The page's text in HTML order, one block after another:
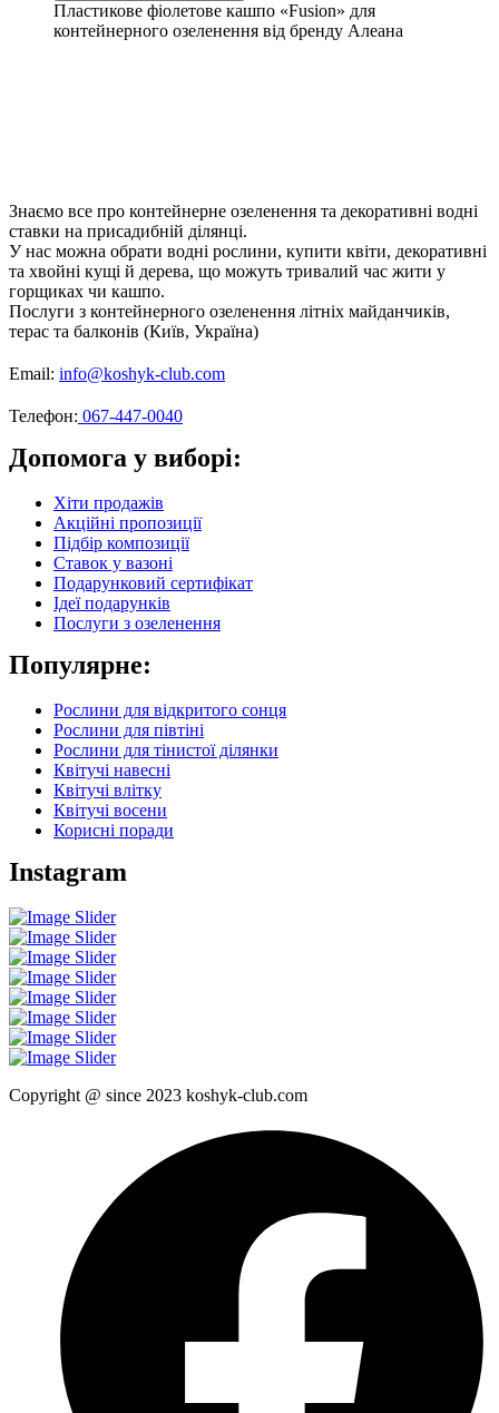
Пластикове фіолетове кашпо «Fusion» для
контейнерного озеленення від бренду Алеана
Знаємо все про контейнерне озеленення та декоративні водні
ставки на присадибній ділянці.
У нас можна обрати водні рослини, купити квіти, декоративні
та хвойні кущі й дерева, що можуть тривалий час жити у
горщиках чи кашпо.
Послуги з контейнерного озеленення літніх майданчиків,
терас та балконів (Київ, Україна)
Email: info@koshyk-club.com
Телефон: 067-447-0040
Допомога у виборі:
Хіти продажів
Акційні пропозиції
Підбір композиції
Ставок у вазоні
Подарунковий сертифікат
Ідеї подарунків
Послуги з озеленення
Популярне:
Рослини для відкритого сонця
Рослини для півтіні
Рослини для тінистої ділянки
Квітучі навесні
Квітучі влітку
Квітучі восени
Корисні поради
Instagram
Copyright @ since 2023 koshyk-club.com